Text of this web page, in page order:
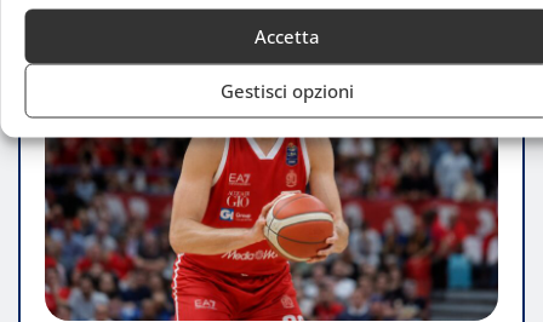
Accetta
Gestisci opzioni